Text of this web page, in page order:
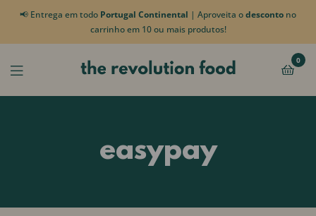
📢 Entrega em todo Portugal Continental | Aproveita odesconto no
carrinho em 10 ou mais produtos!
0
easypay